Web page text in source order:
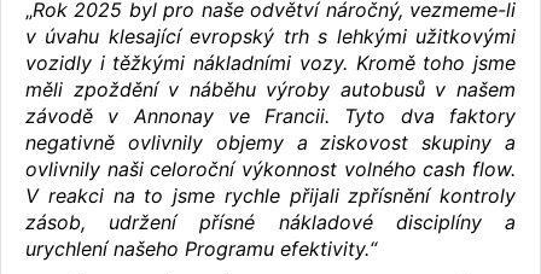
„Rok 2025 byl pro naše odvětví náročný, vezmeme-li
v úvahu klesající evropský trh s lehkými užitkovými
vozidly i těžkými nákladními vozy. Kromě toho jsme
měli zpoždění v náběhu výroby autobusů v našem
závodě v Annonay ve Francii. Tyto dva faktory
negativně ovlivnily objemy a ziskovost skupiny a
ovlivnily naši celoroční výkonnost volného cash flow.
V reakci na to jsme rychle přijali zpřísnění kontroly
zásob, udržení přísné nákladové disciplíny a
urychlení našeho Programu efektivity.“